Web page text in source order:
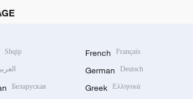
Shqip
Беларуская
French Français
German Deutsch
Greek Ελληνικά